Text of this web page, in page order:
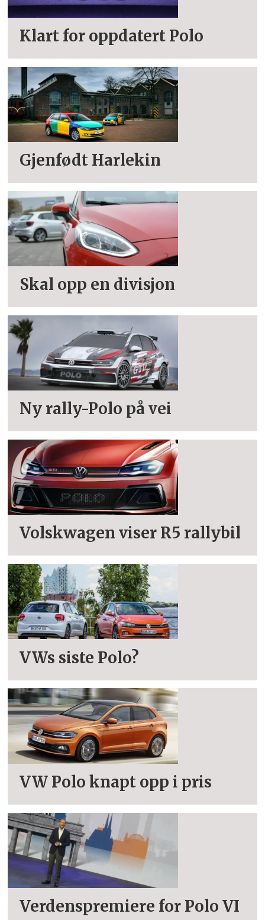
Klart for oppdatert Polo
Gjenfødt Harlekin
Skal opp en divisjon
Ny rally-Polo på vei
Volskwagen viser R5 rallybil
VWs siste Polo?
VW Polo knapt opp i pris
Verdenspremiere for Polo VI